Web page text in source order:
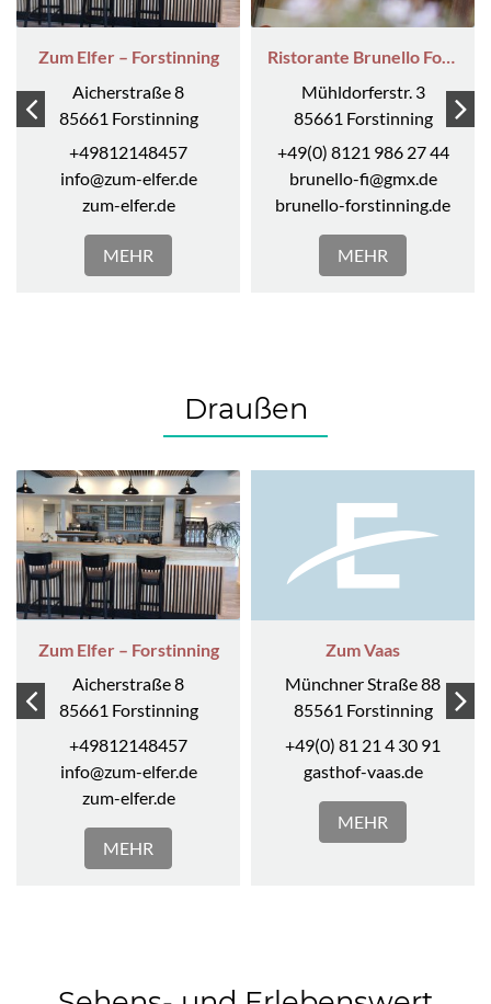
Zum Elfer – Forstinning
Aicherstraße 8
85661 Forstinning
+49812148457
info@zum-elfer.de
zum-elfer.de
MEHR
Ristorante Brunello Forstinning
Mühldorferstr. 3
85661 Forstinning
+49(0) 8121 986 27 44
brunello-fi@gmx.de
brunello-forstinning.de
MEHR
Zum Vaas
Münchner Straße 88
85561 Forstinning
+49(0) 81 21 4 30 91
gasthof-vaas.de
MEHR
Hofkücherl
Sonnengasse 14a
85661 Forstinning
+49(0) 8121-49 499
hofkuecherl.de
MEHR
Ebersberger Strasse 9- 9b
Draußen
Zum Elfer – Forstinning
Aicherstraße 8
85661 Forstinning
+49812148457
info@zum-elfer.de
zum-elfer.de
MEHR
Zum Vaas
Münchner Straße 88
85561 Forstinning
+49(0) 81 21 4 30 91
gasthof-vaas.de
MEHR